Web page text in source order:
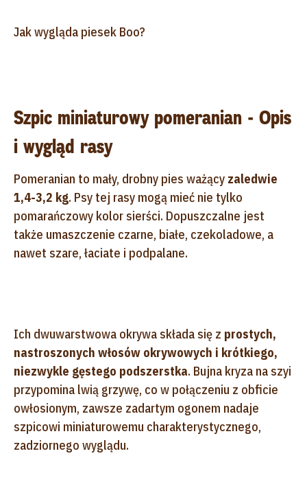
Jak wygląda piesek Boo?
Szpic miniaturowy pomeranian - Opis
i wygląd rasy
Pomeranian to mały, drobny pies ważący zaledwie
1,4-3,2 kg. Psy tej rasy mogą mieć nie tylko
pomarańczowy kolor sierści. Dopuszczalne jest
także umaszczenie czarne, białe, czekoladowe, a
nawet szare, łaciate i podpalane.
Ich dwuwarstwowa okrywa składa się z prostych,
nastroszonych włosów okrywowych i krótkiego,
niezwykle gęstego podszerstka. Bujna kryza na szyi
przypomina lwią grzywę, co w połączeniu z obficie
owłosionym, zawsze zadartym ogonem nadaje
szpicowi miniaturowemu charakterystycznego,
zadziornego wyglądu.